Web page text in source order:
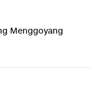
Menggoyang